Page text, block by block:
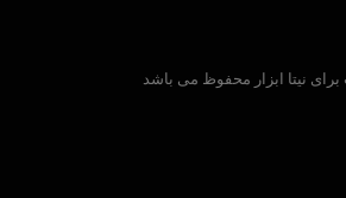
نیتا ابزار محفوظ می باشد